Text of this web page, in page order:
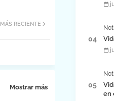
MÁS RECIENTE
Mostrar más
en